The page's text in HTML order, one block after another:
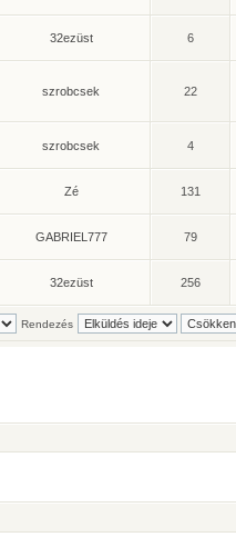
32ezüst 6
szrobcsek 22
szrobcsek 4
Zé 131
GABRIEL777 79
32ezüst 256
Rendezés